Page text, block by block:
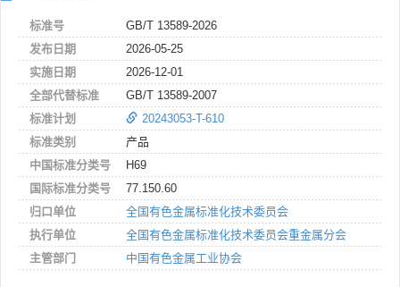
标准号
GB/T 13589-2026
发布日期
2026-05-25
实施日期
2026-12-01
全部代替标准
GB/T 13589-2007
标准计划
20243053-T-610
标准类别
产品
中国标准分类号
H69
国际标准分类号
77.150.60
归口单位
全国有色金属标准化技术委员会
执行单位
全国有色金属标准化技术委员会重金属分会
主管部门
中国有色金属工业协会